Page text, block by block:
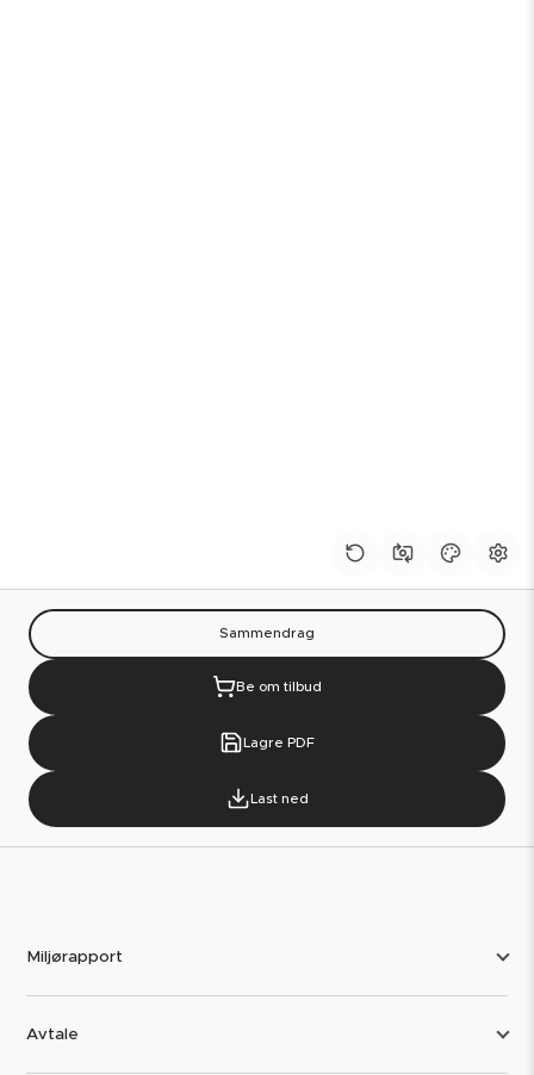
Sammendrag
Be om tilbud
Lagre PDF
Last ned
Miljørapport
Avtale